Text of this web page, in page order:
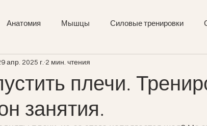
Анатомия Мышцы Силовые тренировки
Курсы Фасция
Упражнения
плечи.
занятия.
апр. 2025 г. 2 мин. чтения